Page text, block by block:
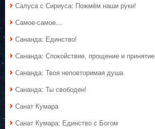
Салуса с Сириуса: Пожмём наши руки!
Самое-самое…
Сананда: Единство!
Сананда: Спокойствие, прощение и принятие
Сананда: Твоя неповторимая душа
Сананда: Ты свободен!
Санат Кумара
Санат Кумара: Единство с Богом